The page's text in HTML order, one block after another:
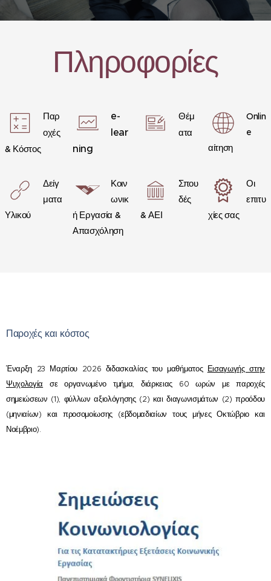
Πληροφορίες
Παρ
οχές
& Κόστος
e-
lear
ning
Θέμ
ατα
Onlin
e
αίτηση
Δείγ
ματα
Υλικού
Κοιν
ωνικ
ή Εργασία &
Απασχόληση
Σπου
δές
& ΑΕΙ
Οι
επιτυ
χίες σας
Παροχές και κόστος
Έναρξη 23 Μαρτίου 2026 διδασκαλίας του μαθήματος Εισαγωγής στην
Ψυχολογία
σε οργανωμένο τμήμα, διάρκειας 60 ωρών με παροχές
σημειώσεων (1), φύλλων αξιολόγησης (2) και διαγωνισμάτων (2) προόδου
(μηνιαίων) και προσομοίωσης (εβδομαδιαίων τους μήνες Οκτώβριο και
Νοέμβριο).